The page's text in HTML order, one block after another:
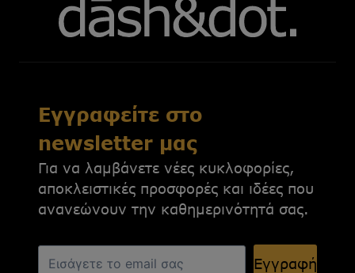
Εγγραφείτε στο
newsletter μας
Για να λαμβάνετε νέες κυκλοφορίες,
αποκλειστικές προσφορές και ιδέες που
ανανεώνουν την καθημερινότητά σας.
Εγγραφή